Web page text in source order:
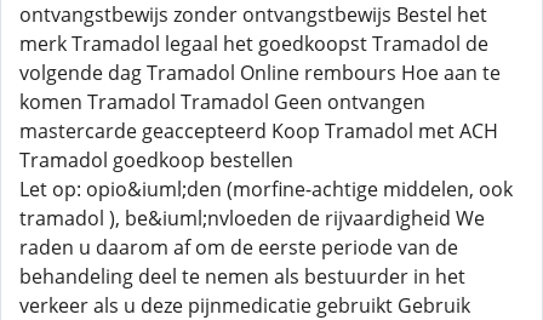
ontvangstbewijs zonder ontvangstbewijs Bestel het
merk Tramadol legaal het goedkoopst Tramadol de
volgende dag Tramadol Online rembours Hoe aan te
komen Tramadol Tramadol Geen ontvangen
mastercarde geaccepteerd Koop Tramadol met ACH
Tramadol goedkoop bestellen
Let op: opio&iuml;den (morfine-achtige middelen, ook
tramadol ), be&iuml;nvloeden de rijvaardigheid We
raden u daarom af om de eerste periode van de
behandeling deel te nemen als bestuurder in het
verkeer als u deze pijnmedicatie gebruikt Gebruik